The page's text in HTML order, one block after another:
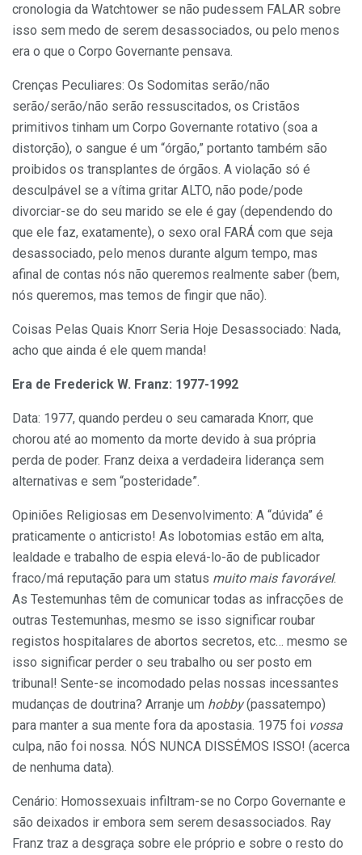
cronologia da Watchtower se não pudessem FALAR sobre
isso sem medo de serem desassociados, ou pelo menos
era o que o Corpo Governante pensava.
Crenças Peculiares: Os Sodomitas serão/não
serão/serão/não serão ressuscitados, os Cristãos
primitivos tinham um Corpo Governante rotativo (soa a
distorção), o sangue é um “órgão,” portanto também são
proibidos os transplantes de órgãos. A violação só é
desculpável se a vítima gritar ALTO, não pode/pode
divorciar-se do seu marido se ele é gay (dependendo do
que ele faz, exatamente), o sexo oral FARÁ com que seja
desassociado, pelo menos durante algum tempo, mas
afinal de contas nós não queremos realmente saber (bem,
nós queremos, mas temos de fingir que não).
Coisas Pelas Quais Knorr Seria Hoje Desassociado: Nada,
acho que ainda é ele quem manda!
Era de Frederick W. Franz: 1977-1992
Data: 1977, quando perdeu o seu camarada Knorr, que
chorou até ao momento da morte devido à sua própria
perda de poder. Franz deixa a verdadeira liderança sem
alternativas e sem “posteridade”.
Opiniões Religiosas em Desenvolvimento: A “dúvida” é
praticamente o anticristo! As lobotomias estão em alta,
lealdade e trabalho de espia elevá-lo-ão de publicador
fraco/má reputação para um status muito mais favorável.
As Testemunhas têm de comunicar todas as infracções de
outras Testemunhas, mesmo se isso significar roubar
registos hospitalares de abortos secretos, etc… mesmo se
isso significar perder o seu trabalho ou ser posto em
tribunal! Sente-se incomodado pelas nossas incessantes
mudanças de doutrina? Arranje um hobby(passatempo)
para manter a sua mente fora da apostasia. 1975 foi vossa
culpa, não foi nossa. NÓS NUNCA DISSÉMOS ISSO! (acerca
de nenhuma data).
Cenário: Homossexuais infiltram-se no Corpo Governante e
são deixados ir embora sem serem desassociados. Ray
Franz traz a desgraça sobre ele próprio e sobre o resto do